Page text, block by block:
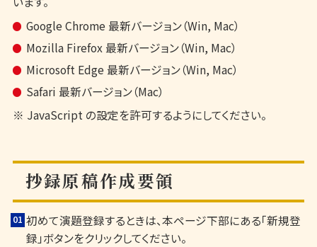
Google Chrome 最新バージョン（Win, Mac）
Mozilla Firefox 最新バージョン（Win, Mac）
Microsoft Edge 最新バージョン（Win, Mac）
Safari 最新バージョン（Mac）
※ JavaScript の設定を許可するようにしてください。
抄録原稿作成要領
初めて演題登録するときは、本ページ下部にある「新規登
録」ボタンをクリックしてください。